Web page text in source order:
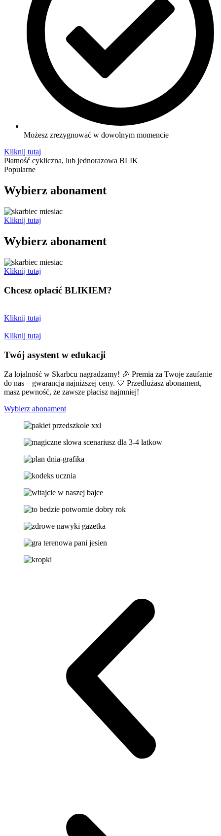
Możesz zrezygnować w dowolnym momencie
Kliknij tutaj
Płatność cykliczna, lub jednorazowa BLIK
Popularne
Wybierz abonament
Kliknij tutaj
Wybierz abonament
Kliknij tutaj
Chcesz opłacić BLIKIEM?
Kliknij tutaj
Kliknij tutaj
Twój asystent w edukacji
Za lojalność w Skarbcu nagradzamy! 🎉 Premia za Twoje zaufanie
do nas – gwarancja najniższej ceny. 💛 Przedłużasz abonament,
masz pewność, że zawsze płacisz najmniej!
Wybierz abonament